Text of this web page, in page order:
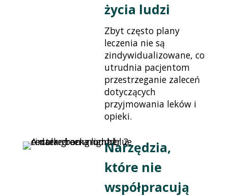
życia ludzi
Zbyt często plany
leczenia nie są
zindywidualizowane, co
utrudnia pacjentom
przestrzeganie zaleceń
dotyczących
przyjmowania leków i
opieki.
Narzędzia,
które nie
współpracują